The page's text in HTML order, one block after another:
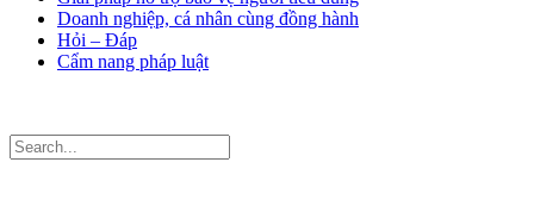
Doanh nghiệp, cá nhân cùng đồng hành
Hỏi – Đáp
Cẩm nang pháp luật